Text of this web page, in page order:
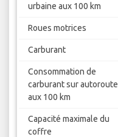
urbaine aux 100 km
Roues motrices
Carburant
Consommation de
carburant sur autoroute
aux 100 km
Capacité maximale du
coffre